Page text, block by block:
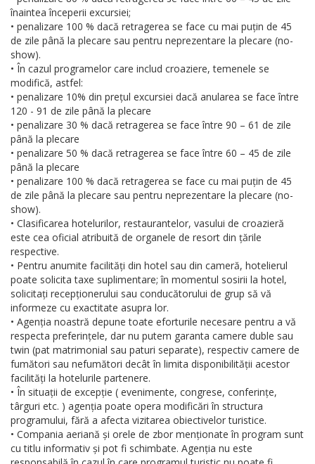
înaintea începerii excursiei;
• penalizare 100 % dacă retragerea se face cu mai puțin de 45
de zile până la plecare sau pentru neprezentare la plecare (no-
show).
• În cazul programelor care includ croaziere, temenele se
modifică, astfel:
• penalizare 10% din prețul excursiei dacă anularea se face între
120 - 91 de zile până la plecare
• penalizare 30 % dacă retragerea se face între 90 – 61 de zile
până la plecare
• penalizare 50 % dacă retragerea se face între 60 – 45 de zile
până la plecare
• penalizare 100 % dacă retragerea se face cu mai puțin de 45
de zile până la plecare sau pentru neprezentare la plecare (no-
show).
• Clasificarea hotelurilor, restaurantelor, vasului de croazieră
este cea oficial atribuită de organele de resort din țările
respective.
• Pentru anumite facilități din hotel sau din cameră, hotelierul
poate solicita taxe suplimentare; în momentul sosirii la hotel,
solicitați recepționerului sau conducătorului de grup să vă
informeze cu exactitate asupra lor.
• Agenția noastră depune toate eforturile necesare pentru a vă
respecta preferințele, dar nu putem garanta camere duble sau
twin (pat matrimonial sau paturi separate), respectiv camere de
fumători sau nefumători decât în limita disponibilității acestor
facilități la hotelurile partenere.
• În situații de excepție ( evenimente, congrese, conferințe,
târguri etc. ) agenția poate opera modificări în structura
programului, fără a afecta vizitarea obiectivelor turistice.
• Compania aeriană și orele de zbor menționate în program sunt
cu titlu informativ și pot fi schimbate. Agenția nu este